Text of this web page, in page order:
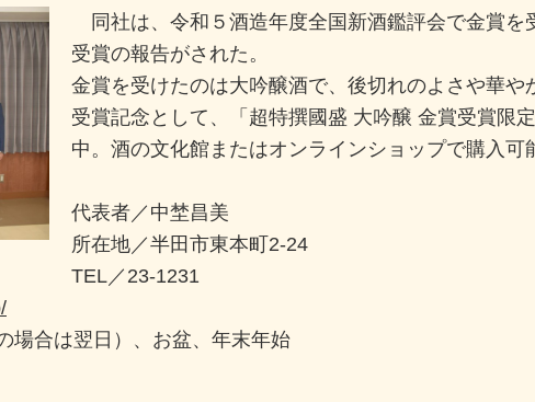
同社は、令和５酒造年度全国新酒鑑評会で金賞を
受賞の報告がされた。
金賞を受けたのは大吟醸酒で、後切れのよさや華や
受賞記念として、「超特撰國盛 大吟醸 金賞受賞限
中。酒の文化館またはオンラインショップで購入可
代表者／中埜昌美
所在地／半田市東本町2-24
TEL／23-1231
場合は翌日）、お盆、年末年始